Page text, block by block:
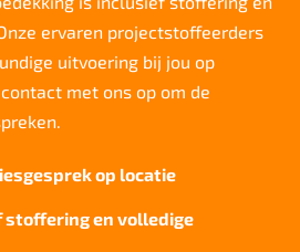
ISO 105-B02
1307
A
ervaren projectstoffeerders
uitvoering bij jou op
met ons op om de
op locatie
stoffering en volledige